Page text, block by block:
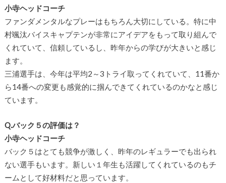
小寺ヘッドコーチ
ファンダメンタルなプレーはもちろん大切にしている。特に中
村颯汰バイスキャプテンが非常にアイデアをもって取り組んで
くれていて、信頼しているし、昨年からの学びが大きいと感じ
ます。
三浦選手は、今年は平均2 ～3 トライ取ってくれていて、 11番か
ら14番への変更も感覚的に掴んできてくれているのかなと感じ
ています。
Q.バック５の評価は？
小寺ヘッドコーチ
バック５はとても競争が激しく、昨年のレギュラーでも出られ
ない選手もいます。新しい１年生も活躍してくれているのもチ
ームとして好材料だと思っています。